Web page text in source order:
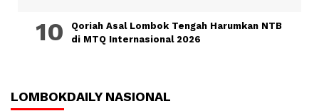
Qoriah Asal Lombok Tengah Harumkan NTB
di MTQ Internasional 2026
LOMBOKDAILY NASIONAL